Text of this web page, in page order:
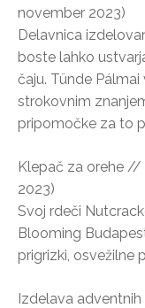
november 2023)
Delavnica
boste lahko
čaju. Tünde
strokovnim
pripomočke za to
Klepač za orehe
2023)
Svoj rdeči
Blooming
prigrizki, osvežilne
Izdelava